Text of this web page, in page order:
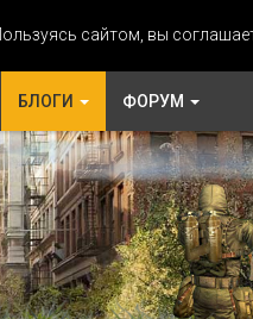
сайтом, вы
БЛОГИ ФОРУМ